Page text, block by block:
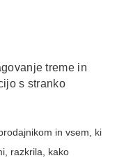
treme in
s stranko
in vsem, ki
razkrila, kako